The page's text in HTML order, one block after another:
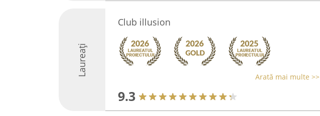
Laureați
Club illusion
Arată mai multe >>
9.3